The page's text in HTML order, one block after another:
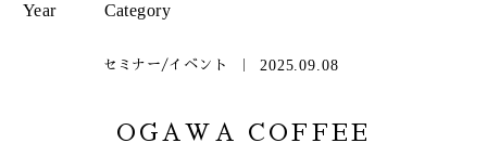
Year Category
セミナー/イベント 2025.09.08
OGAWA COFFEE